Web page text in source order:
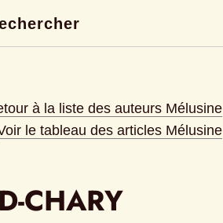
à la liste des auteurs Mélusine
le tableau des articles Mélusine
CHARY